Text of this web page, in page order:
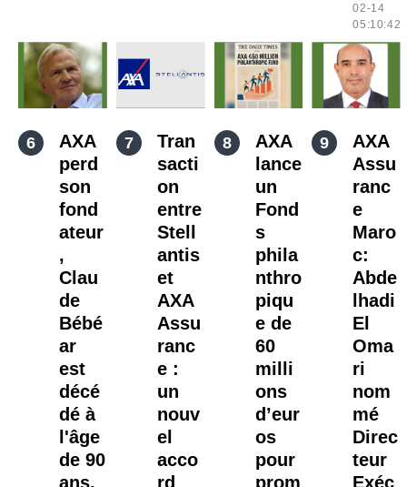
02-14
05:10:42
AXA
perd
son
fond
ateur
,
Clau
de
Bébé
ar
est
décé
dé à
l'âge
de 90
ans.
Tran
sacti
on
entre
Stell
antis
et
AXA
Assu
ranc
e :
un
nouv
el
acco
rd
AXA
lance
un
Fond
s
phila
nthro
piqu
e de
60
milli
ons
d’eur
os
pour
prom
AXA
Assu
ranc
e
Maro
c:
Abde
lhadi
El
Oma
ri
nom
mé
Direc
teur
Exéc